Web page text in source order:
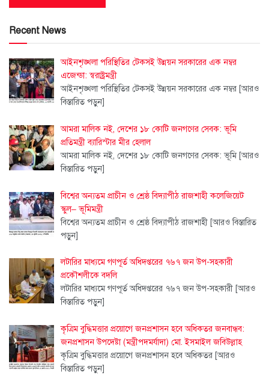
Recent News
আইনশৃঙ্খলা পরিস্থিতির টেকসই উন্নয়ন সরকারের এক নম্বর
এজেন্ডা: স্বরাষ্ট্রমন্ত্রী
আইনশৃঙ্খলা পরিস্থিতির টেকসই উন্নয়ন সরকারের এক নম্বর [আরও
বিস্তারিত পড়ুন]
আমরা মালিক নই, দেশের ১৮ কোটি জনগণের সেবক: ভূমি
প্রতিমন্ত্রী ব্যারিস্টার মীর হেলাল
আমরা মালিক নই, দেশের ১৮ কোটি জনগণের সেবক: ভূমি [আরও
বিস্তারিত পড়ুন]
বিশ্বের অন্যতম প্রাচীন ও শ্রেষ্ঠ বিদ্যাপীঠ রাজশাহী কলেজিয়েট
স্কুল– ভূমিমন্ত্রী
বিশ্বের অন্যতম প্রাচীন ও শ্রেষ্ঠ বিদ্যাপীঠ রাজশাহী [আরও বিস্তারিত
পড়ুন]
লটারির মাধ্যমে গণপূর্ত অধিদপ্তরের ৭৬৭ জন উপ-সহকারী
প্রকৌশলীকে বদলি
লটারির মাধ্যমে গণপূর্ত অধিদপ্তরের ৭৬৭ জন উপ-সহকারী [আরও
বিস্তারিত পড়ুন]
কৃত্রিম বুদ্ধিমত্তার প্রয়োগে জনপ্রশাসন হবে অধিকতর জনবান্ধব:
জনপ্রশাসন উপদেষ্টা (মন্ত্রীপদমর্যাদা) মো. ইসমাইল জবিউল্লাহ
কৃত্রিম বুদ্ধিমত্তার প্রয়োগে জনপ্রশাসন হবে অধিকতর [আরও
বিস্তারিত পড়ুন]